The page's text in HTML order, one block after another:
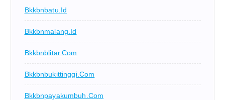
Bkkbnbatu.id
Bkkbnmalang.id
Bkkbnblitar.com
Bkkbnbukittinggi.com
Bkkbnpayakumbuh.com